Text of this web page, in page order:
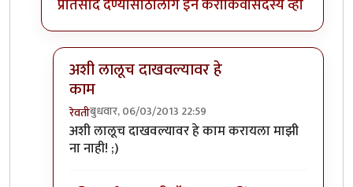
प्रतिसाद देण्यासाठीलॉग इन कराकिंवासदस्य व्हा
अशी लालूच दाखवल्यावर हे
काम
रेवतीबुधवार, 06/03/2013 22:59
In reply toरेवती मावशी हे तु करच. तुलाbyप्रीत-मोहर
अशी लालूच दाखवल्यावर हे काम करायला माझी
ना नाही! ;)